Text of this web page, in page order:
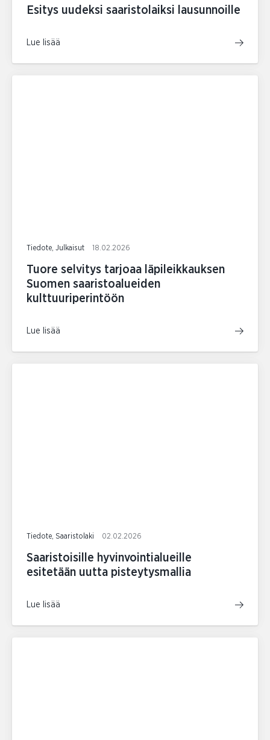
Esitys uudeksi saaristolaiksi lausunnoille
Lue lisää
Tiedote, Julkaisut 18.02.2026
Tuore selvitys tarjoaa läpileikkauksen
Suomen saaristoalueiden
kulttuuriperintöön
Lue lisää
Tiedote, Saaristolaki 02.02.2026
Saaristoisille hyvinvointialueille
esitetään uutta pisteytysmallia
Lue lisää